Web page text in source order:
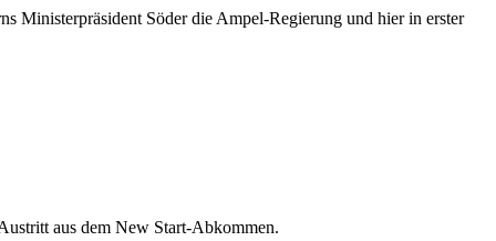
Ministerpräsident Söder die Ampel-Regierung und hier in erster
aus dem New Start-Abkommen.